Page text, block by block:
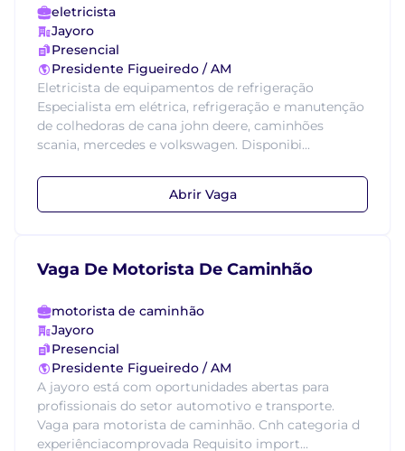
eletricista
Jayoro
Presencial
Presidente Figueiredo / AM
Eletricista de equipamentos de refrigeração
Especialista em elétrica, refrigeração e manutenção
de colhedoras de cana john deere, caminhões
scania, mercedes e volkswagen. Disponibi...
Abrir Vaga
Vaga De Motorista De Caminhão
motorista de caminhão
Jayoro
Presencial
Presidente Figueiredo / AM
A jayoro está com oportunidades abertas para
profissionais do setor automotivo e transporte.
Vaga para motorista de caminhão. Cnh categoria d
experiênciacomprovada Requisito import...